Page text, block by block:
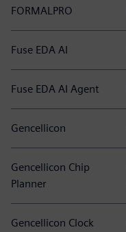
FORMALPRO
Fuse EDA AI
Fuse EDA AI Agent
Gencellicon
Gencellicon Chip
Planner
Gencellicon Clock